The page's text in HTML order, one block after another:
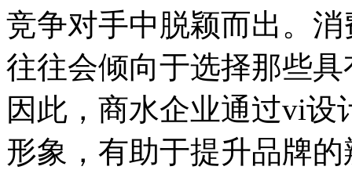
竞争对手中脱颖而出。
往往会倾向于选择那些
因此，商水企业通过vi
形象，有助于提升品牌